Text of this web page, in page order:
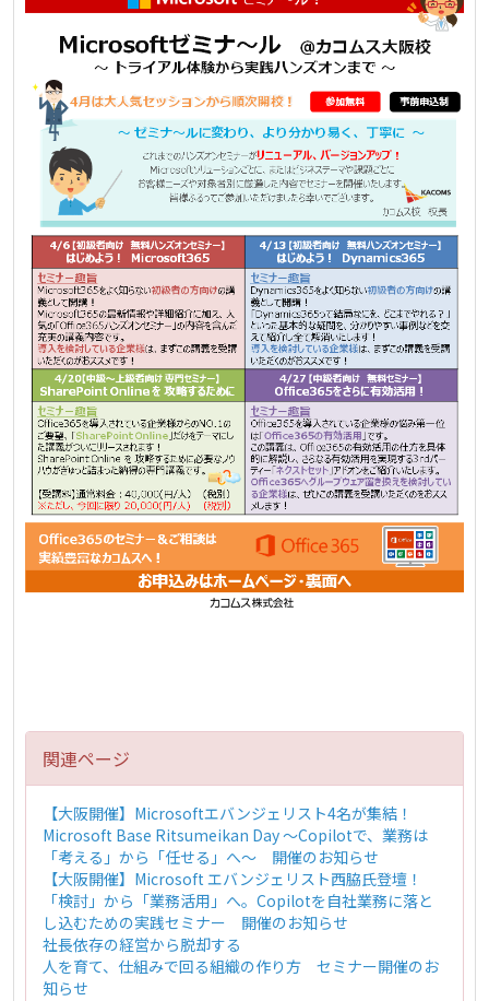
関連ページ
【大阪開催】Microsoftエバンジェリスト4名が集結！
Microsoft Base Ritsumeikan Day ～Copilotで、業務は
「考える」から「任せる」へ～ 開催のお知らせ
【大阪開催】Microsoft エバンジェリスト西脇氏登壇！
「検討」から「業務活用」へ。Copilotを自社業務に落と
し込むための実践セミナー 開催のお知らせ
社長依存の経営から脱却する
人を育て、仕組みで回る組織の作り方 セミナー開催のお
知らせ